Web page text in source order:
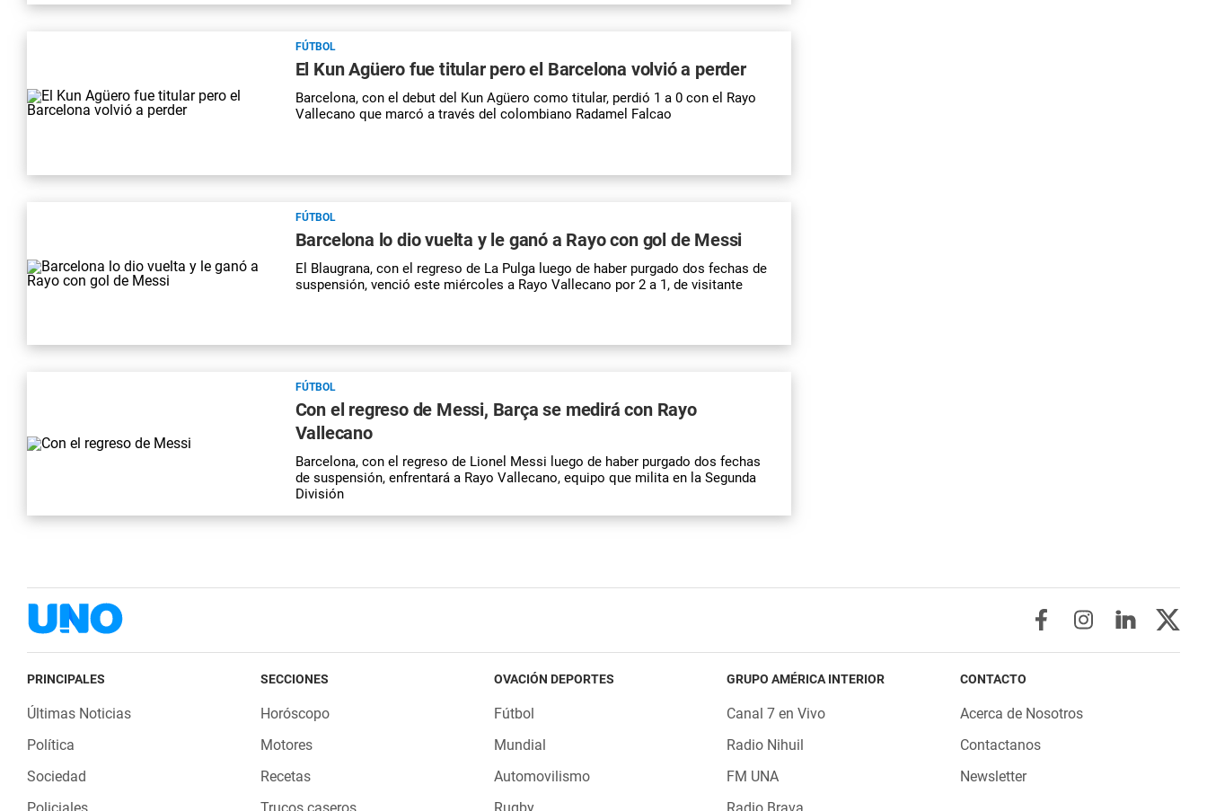
FÚTBOL
El Kun Agüero fue titular pero el Barcelona volvió a perder
Barcelona, con el debut del Kun Agüero como titular, perdió 1 a 0 con el Rayo
Vallecano que marcó a través del colombiano Radamel Falcao
FÚTBOL
Barcelona lo dio vuelta y le ganó a Rayo con gol de Messi
El Blaugrana, con el regreso de La Pulga luego de haber purgado dos fechas de
suspensión, venció este miércoles a Rayo Vallecano por 2 a 1, de visitante
FÚTBOL
Con el regreso de Messi, Barça se medirá con Rayo
Vallecano
Barcelona, con el regreso de Lionel Messi luego de haber purgado dos fechas
de suspensión, enfrentará a Rayo Vallecano, equipo que milita en la Segunda
División
PRINCIPALES
Últimas Noticias
Política
Sociedad
SECCIONES
Horóscopo
Motores
Recetas
OVACIÓN DEPORTES
Fútbol
Mundial
Automovilismo
GRUPO AMÉRICA INTERIOR
Canal 7 en Vivo
Radio Nihuil
FM UNA
CONTACTO
Acerca de Nosotros
Contactanos
Newsletter